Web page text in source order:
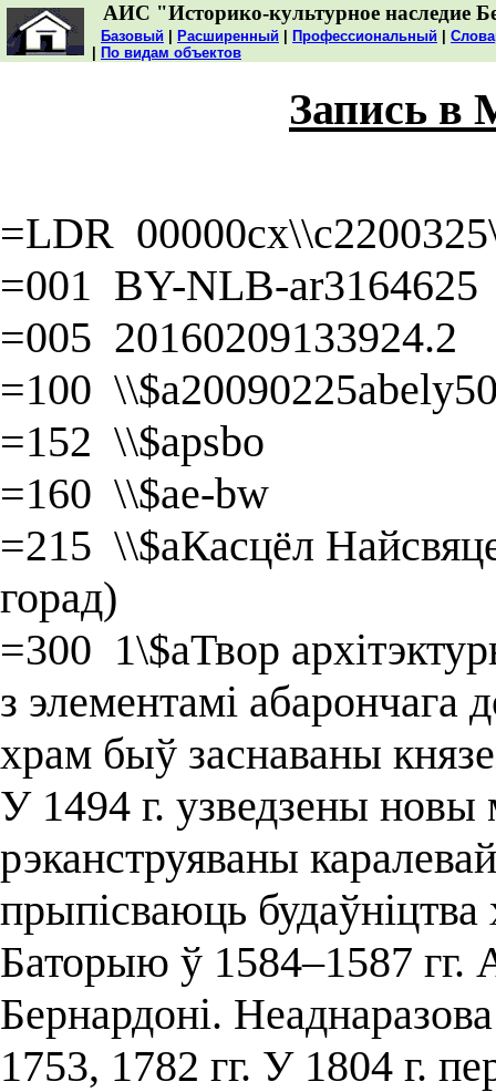
АИС "Историко-культурное наследие
Базовый Расширенный Профессиональный
По видам объектов
Запись в
=LDR
=001 BY-NLB-ar3164625
=005 20160209133924.2
=100
=152 \\$apsbo
=160 \\$ae-bw
=215 \\$aКасцёл
горад)
=300 1\$aТвор
з элементамі
храм быў заснаваны
У 1494 г. узведзены
рэканструяваны
прыпісваюць
Баторыю ў 1584–1587 гг.
Бернардоні.
1753, 1782 гг. У 1804 г.